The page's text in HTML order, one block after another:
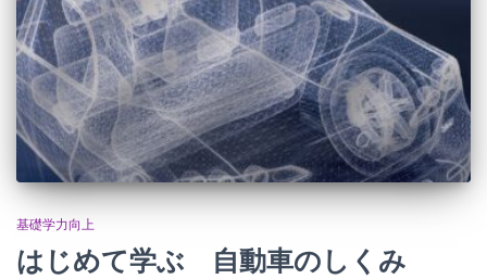
基礎学力向上
はじめて学ぶ 自動車のしくみ